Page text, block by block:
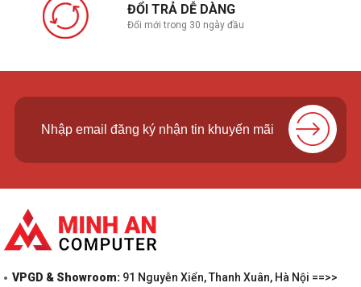
ĐỔI TRẢ DỄ DÀNG
Đổi mới trong 30 ngày đầu
VPGD & Showroom: 91 Nguyễn Xiển, Thanh Xuân, Hà Nội ==>>